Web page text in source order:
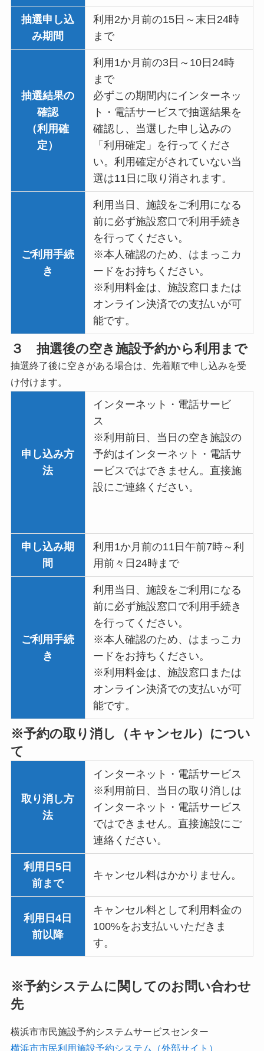
抽選申し込
み期間
利用2か月前の15日～末日24時
まで
抽選結果の
確認
（利用確
定）
利用1か月前の3日～10日24時
まで
必ずこの期間内にインターネッ
ト・電話サービスで抽選結果を
確認し、当選した申し込みの
「利用確定」を行ってくださ
い。利用確定がされていない当
選は11日に取り消されます。
ご利用手続
き
利用当日、施設をご利用になる
前に必ず施設窓口で利用手続き
を行ってください。
※本人確認のため、はまっこカ
ードをお持ちください。
※利用料金は、施設窓口または
オンライン決済での支払いが可
能です。
３ 抽選後の空き施設予約から利用まで
抽選終了後に空きがある場合は、先着順で申し込みを受
け付けます。
申し込み方
法
インターネット・電話サービ
ス
※利用前日、当日の空き施設の
予約はインターネット・電話サ
ービスではできません。直接施
設にご連絡ください。
申し込み期
間
利用1か月前の11日午前7時～利
用前々日24時まで
ご利用手続
き
利用当日、施設をご利用になる
前に必ず施設窓口で利用手続き
を行ってください。
※本人確認のため、はまっこカ
ードをお持ちください。
※利用料金は、施設窓口または
オンライン決済での支払いが可
能です。
※予約の取り消し（キャンセル）につい
て
取り消し方
法
インターネット・電話サービス
※利用前日、当日の取り消しは
インターネット・電話サービス
ではできません。直接施設にご
連絡ください。
利用日5日
前まで
キャンセル料はかかりません。
利用日4日
前以降
キャンセル料として利用料金の
100%をお支払いいただきま
す。
※予約システムに関してのお問い合わせ
先
横浜市市民施設予約システムサービスセンター
横浜市市民利用施設予約システム（外部サイト）